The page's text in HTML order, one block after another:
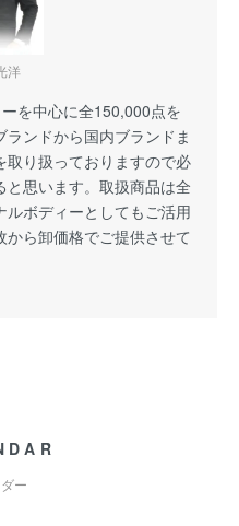
洋
を中心に全150,000点を
ンドから国内ブランドま
取り扱っておりますので必
思います。取扱商品は全
ボディーとしてもご活用
ら卸価格でご提供させて
ー